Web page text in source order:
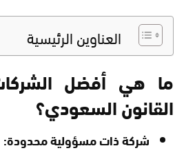
العناوين الرئيسية
ما هي أفضل
القانون السعودي؟
شركة ذات مسؤولية محدودة: